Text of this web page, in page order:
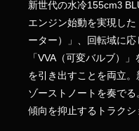
新世代の水冷155cm3
エンジン始動を実現し
ーター）」、回転域に
「VVA（可変バルブ）
を引き出すことを両立
ゾーストノートを奏で
傾向を抑止するトラクシ